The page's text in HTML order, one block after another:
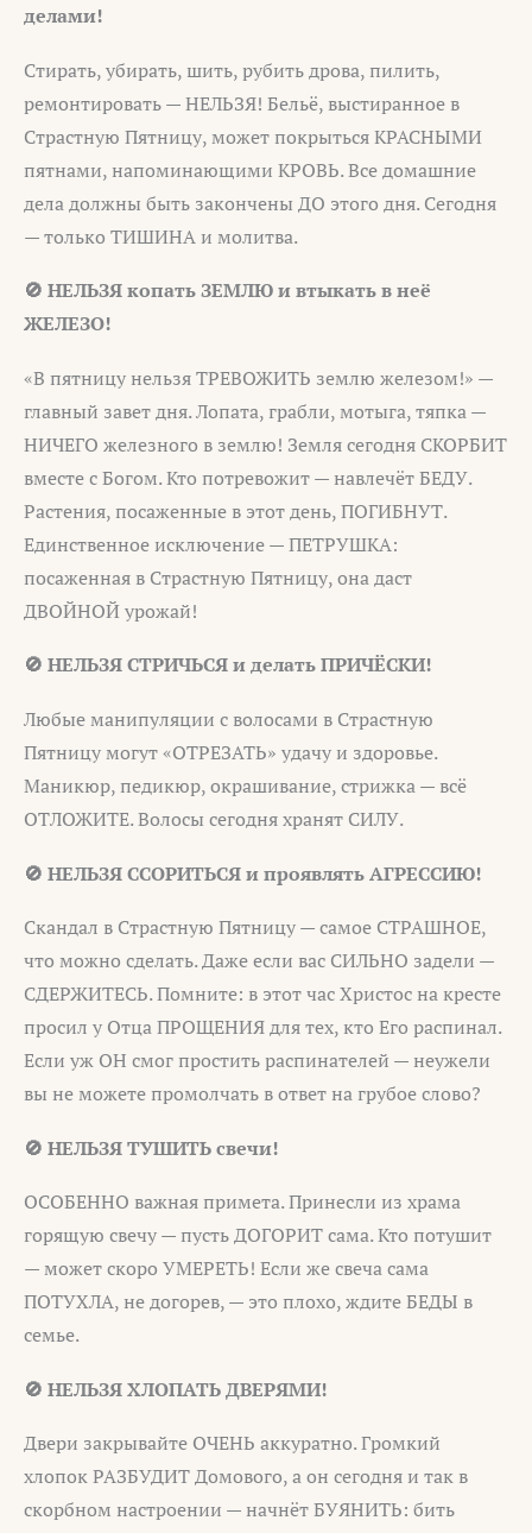
делами!
Стирать, убирать, шить, рубить дрова, пилить,
ремонтировать — НЕЛЬЗЯ! Бельё, выстиранное в
Страстную Пятницу, может покрыться КРАСНЫМИ
пятнами, напоминающими КРОВЬ. Все домашние
дела должны быть закончены ДО этого дня. Сегодня
— только ТИШИНА и молитва.
🚫 НЕЛЬЗЯ копать ЗЕМЛЮ и втыкать в неё
ЖЕЛЕЗО!
«В пятницу нельзя ТРЕВОЖИТЬ землю железом!» —
главный завет дня. Лопата, грабли, мотыга, тяпка —
НИЧЕГО железного в землю! Земля сегодня СКОРБИТ
вместе с Богом. Кто потревожит — навлечёт БЕДУ.
Растения, посаженные в этот день, ПОГИБНУТ.
Единственное исключение — ПЕТРУШКА:
посаженная в Страстную Пятницу, она даст
ДВОЙНОЙ урожай!
🚫 НЕЛЬЗЯ СТРИЧЬСЯ и делать ПРИЧЁСКИ!
Любые манипуляции с волосами в Страстную
Пятницу могут «ОТРЕЗАТЬ» удачу и здоровье.
Маникюр, педикюр, окрашивание, стрижка — всё
ОТЛОЖИТЕ. Волосы сегодня хранят СИЛУ.
🚫 НЕЛЬЗЯ ССОРИТЬСЯ и проявлять АГРЕССИЮ!
Скандал в Страстную Пятницу — самое СТРАШНОЕ,
что можно сделать. Даже если вас СИЛЬНО задели —
СДЕРЖИТЕСЬ. Помните: в этот час Христос на кресте
просил у Отца ПРОЩЕНИЯ для тех, кто Его распинал.
Если уж ОН смог простить распинателей — неужели
вы не можете промолчать в ответ на грубое слово?
🚫 НЕЛЬЗЯ ТУШИТЬ свечи!
ОСОБЕННО важная примета. Принесли из храма
горящую свечу — пусть ДОГОРИТ сама. Кто потушит
— может скоро УМЕРЕТЬ! Если же свеча сама
ПОТУХЛА, не догорев, — это плохо, ждите БЕДЫ в
семье.
🚫 НЕЛЬЗЯ ХЛОПАТЬ ДВЕРЯМИ!
Двери закрывайте ОЧЕНЬ аккуратно. Громкий
хлопок РАЗБУДИТ Домового, а он сегодня и так в
скорбном настроении — начнёт БУЯНИТЬ: бить